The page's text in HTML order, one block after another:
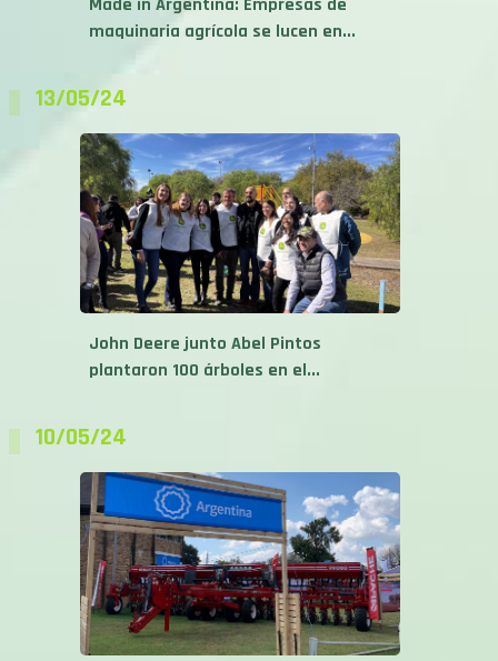
Made in Argentina: Empresas de
maquinaria agrícola se lucen en...
13/05/24
John Deere junto Abel Pintos
plantaron 100 árboles en el...
10/05/24